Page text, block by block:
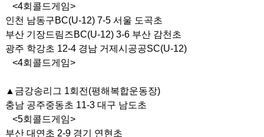
<4회콜드게임>
인천 남동구BC(U-12) 7-5 서울 도곡초
부산 기장드림즈BC(U-12) 3-6 부산 감천초
광주 학강초 12-4 경남 거제시공공SC(U-12)
<4회콜드게임>
▲금강송리그 1회전(평해복합운동장)
충남 공주중동초 11-3 대구 남도초
<5회콜드게임>
부산 대연초 2-9 경기 연현초